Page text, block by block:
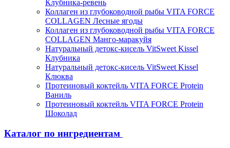
Клубника-ревень
Коллаген из глубоководной рыбы VITA FORCE
COLLAGEN Лесные ягоды
Коллаген из глубоководной рыбы VITA FORCE
COLLAGEN Манго-маракуйя
Натуральный детокс-кисель VitSweet Kissel
Клубника
Натуральный детокс-кисель VitSweet Kissel
Клюква
Протеиновый коктейль VITA FORCE Protein
Ваниль
Протеиновый коктейль VITA FORCE Protein
Шоколад
Каталог по ингредиентам